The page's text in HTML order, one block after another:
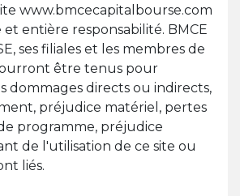
www.bmcecapitalbourse.com
entière responsabilité. BMCE
ses filiales et les membres de
être tenus pour
dommages directs ou indirects,
préjudice matériel, pertes
programme, préjudice
de l'utilisation de ce site ou
liés.